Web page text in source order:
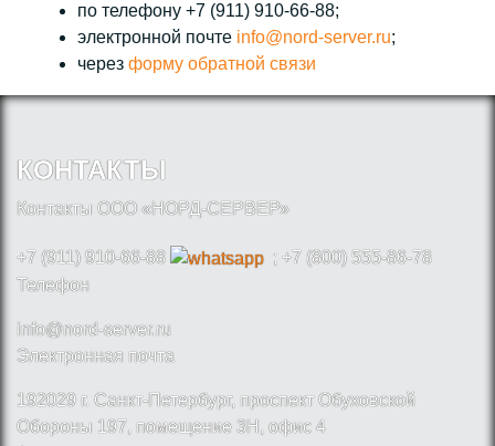
по телефону +7 (911) 910-66-88;
электронной почте info@nord-server.ru;
через форму обратной связи
КОНТАКТЫ
Контакты ООО «НОРД-СЕРВЕР»
+7 (911) 910-66-88
; +7 (800) 555-86-78
Телефон
info@nord-server.ru
Электронная почта
192029 г. Санкт-Петербург, проспект Обуховской
Обороны 197, помещение 3Н, офис 4